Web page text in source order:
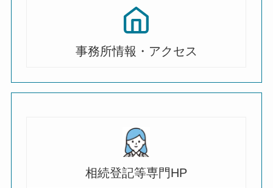
事務所情報・アクセス
相続登記等専門HP